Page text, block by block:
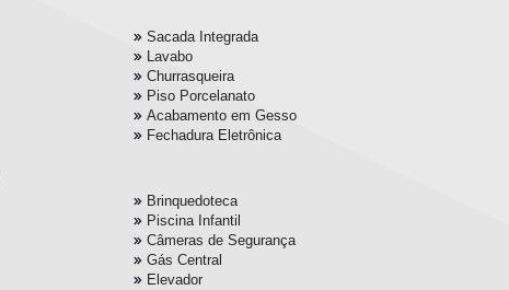
Sacada Integrada
Lavabo
Churrasqueira
Piso Porcelanato
Acabamento em Gesso
Fechadura Eletrônica
Brinquedoteca
Piscina Infantil
Câmeras de Segurança
Gás Central
Elevador